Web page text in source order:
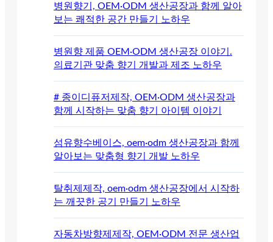
병원향기, OEM·ODM 생산공장과 함께 알아
보는 쾌적한 공간 만들기 노하우
병원향 제품 OEM·ODM 생산공장 이야기.
의료기관 맞춤 향기 개발과 제조 노하우
# 종이디퓨저제작, OEM·ODM 생산공장과
함께 시작하는 맞춤 향기 아이템 이야기
섬유향수베이스, oem·odm 생산공장과 함께
알아보는 맞춤형 향기 개발 노하우
탈취제제작, oem·odm 생산공장에서 시작하
는 깨끗한 공기 만들기 노하우
자동차방향제제작, OEM·ODM 전문 생산업